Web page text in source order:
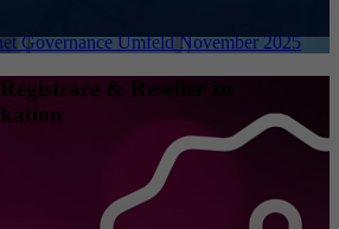
Governance Umfeld November 2025
& Reseller zu